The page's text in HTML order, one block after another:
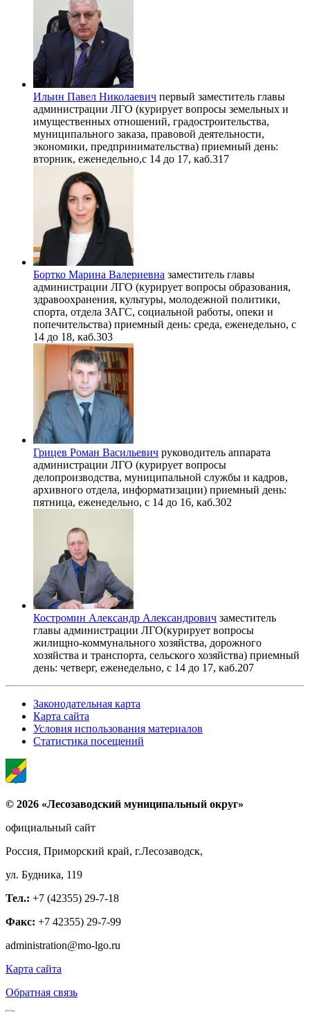
Ильин Павел Николаевич первый заместитель главы
администрации ЛГО (курирует вопросы земельных и
имущественных отношений, градостроительства,
муниципального заказа, правовой деятельности,
экономики, предпринимательства) приемный день:
вторник, еженедельно,с 14 до 17, каб.317
Бортко Марина Валериевна заместитель главы
администрации ЛГО (курирует вопросы образования,
здравоохранения, культуры, молодежной политики,
спорта, отдела ЗАГС, социальной работы, опеки и
попечительства) приемный день: среда, еженедельно, с
14 до 18, каб.303
Грицев Роман Васильевич руководитель аппарата
администрации ЛГО (курирует вопросы
делопроизводства, муниципальной службы и кадров,
архивного отдела, информатизации) приемный день:
пятница, еженедельно, с 14 до 16, каб.302
Костромин Александр Александрович заместитель
главы администрации ЛГО(курирует вопросы
жилищно-коммунального хозяйства, дорожного
хозяйства и транспорта, сельского хозяйства) приемный
день: четверг, еженедельно, с 14 до 17, каб.207
Законодательная карта
Карта сайта
Условия использования материалов
Статистика посещений
© 2026 «Лесозаводский муниципальный округ»
официальный сайт
Россия, Приморский край, г.Лесозаводск,
ул. Будника, 119
Тел.: +7 (42355) 29-7-18
Факс: +7 42355) 29-7-99
administration@mo-lgo.ru
Карта сайта
Обратная связь